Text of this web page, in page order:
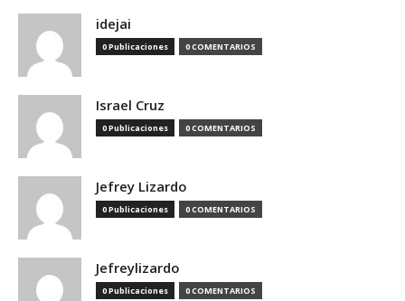
idejai
0 Publicaciones 0 COMENTARIOS
Israel Cruz
0 Publicaciones 0 COMENTARIOS
Jefrey Lizardo
0 Publicaciones 0 COMENTARIOS
Jefreylizardo
0 Publicaciones 0 COMENTARIOS